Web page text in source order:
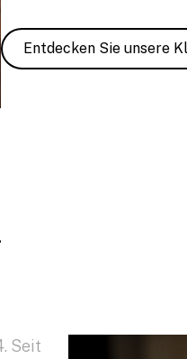
Entdecken Sie unsere
Seit